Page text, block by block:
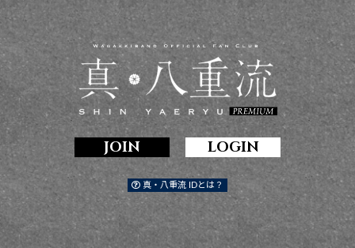
JOIN LOGIN
真・八重流 IDとは？